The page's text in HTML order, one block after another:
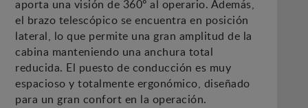
aporta una visión de 360º al operario. Además,
el brazo telescópico se encuentra en posición
lateral, lo que permite una gran amplitud de la
cabina manteniendo una anchura total
reducida. El puesto de conducción es muy
espacioso y totalmente ergonómico, diseñado
para un gran confort en la operación.